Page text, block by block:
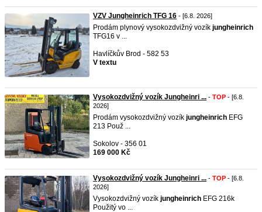
VZV Jungheinrich TFG 16 - [6.8. 2026]
Prodám plynový vysokozdvižný vozík jungheinrich
TFG16 v ...
Havlíčkův Brod - 582 53
V textu
Vysokozdvižný vozík Jungheinri ... - TOP - [6.8.
2026]
Prodám vysokozdvižný vozík jungheinrich EFG
213 Použ ...
Sokolov - 356 01
169 000 Kč
Vysokozdvižný vozík Jungheinri ... - TOP - [6.8.
2026]
Vysokozdvižný vozík jungheinrich EFG 216k
Použitý vo ...